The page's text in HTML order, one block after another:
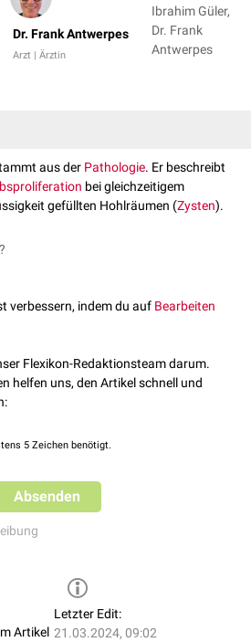
Dr. Frank Antwerpes
Arzt | Ärztin
Ibrahim Güler,
Dr. Frank
Antwerpes
aus der Pathologie. Er beschreibt
bei gleichzeitigem
gefüllten Hohlräumen (Zysten).
verbessern, indem du auf Bearbeiten
Flexikon-Redaktionsteam darum.
helfen uns, den Artikel schnell und
5 Zeichen benötigt.
Absenden
Artikel
Letzter Edit:
21.03.2024, 09:02